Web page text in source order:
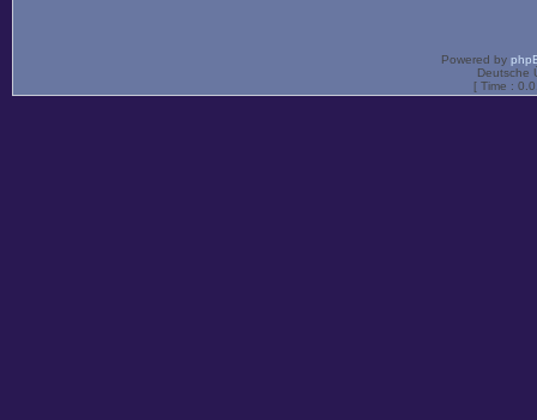
Powered by
Deutsche
[ Time :